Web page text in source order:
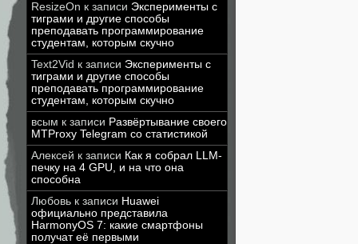
ResizeOn к записи Эксперименты с
тиграми и другие способы
преподавать программирование
студентам, которым скучно
Text2Vid к записи Эксперименты с
тиграми и другие способы
преподавать программирование
студентам, которым скучно
всым к записи Развёртывание своего
MTProxy Telegram со статистикой
Алексей к записи Как я собрал LLM-
печку на 4 GPU, и на что она
способна
Любовь к записи Huawei
официально представила
HarmonyOS 7: какие смартфоны
получат её первыми